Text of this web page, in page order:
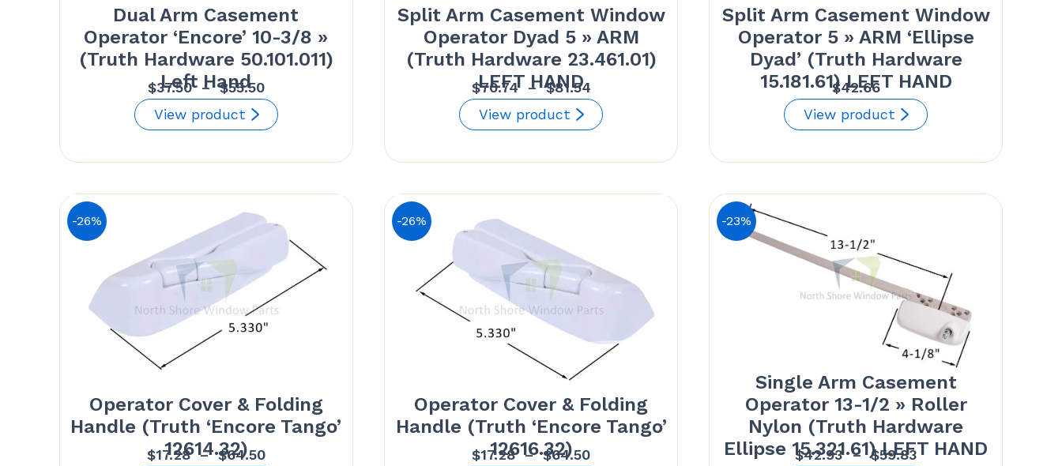
Dual Arm Casement
Operator ‘Encore’ 10-3/8 »
(Truth Hardware 50.101.011)
Left Hand
$37.50 – $55.50Plage
de
prix :
$55.50
View product
Split Arm Casement Window
Operator Dyad 5 » ARM
(Truth Hardware 23.461.01)
LEFT HAND
$70.74 – $81.54Plage
de
prix :
$81.54
View product
Split Arm Casement Window
Operator 5 » ARM ‘Ellipse
Dyad’ (Truth Hardware
15.181.61) LEFT HAND
$42.66
View product
-26%
Operator Cover & Folding
Handle (Truth ‘Encore Tango’
12614.32)
$17.28 – $64.50Plage
-26%
Operator Cover & Folding
Handle (Truth ‘Encore Tango’
12616.32)
$17.28 – $64.50Plage
-23%
Single Arm Casement
Operator 13-1/2 » Roller
Nylon (Truth Hardware
Ellipse 15.321.61) LEFT HAND
$42.93 – $59.83Plage